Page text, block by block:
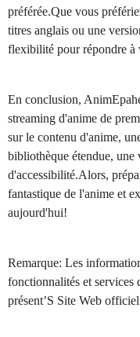
préférée.Que vous
titres anglais ou une
flexibilité pour répondre à
En conclusion,
streaming d'anime de
sur le contenu d'anime,
bibliothèque étendue, une
d'accessibilité.Alors,
fantastique de l'anime et
aujourd'hui!
Remarque: Les
fonctionnalités et services
présent’S Site Web